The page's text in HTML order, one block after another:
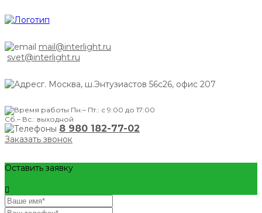
mail@interlight.ru
svet@interlight.ru
г. Москва, ш.Энтузиастов 56с26, офис 207
Пн.– Пт.: с 9:00 до 17:00
Сб.– Вс.: выходной
8 980 182-77-02
Заказать звонок
Оставить заявку